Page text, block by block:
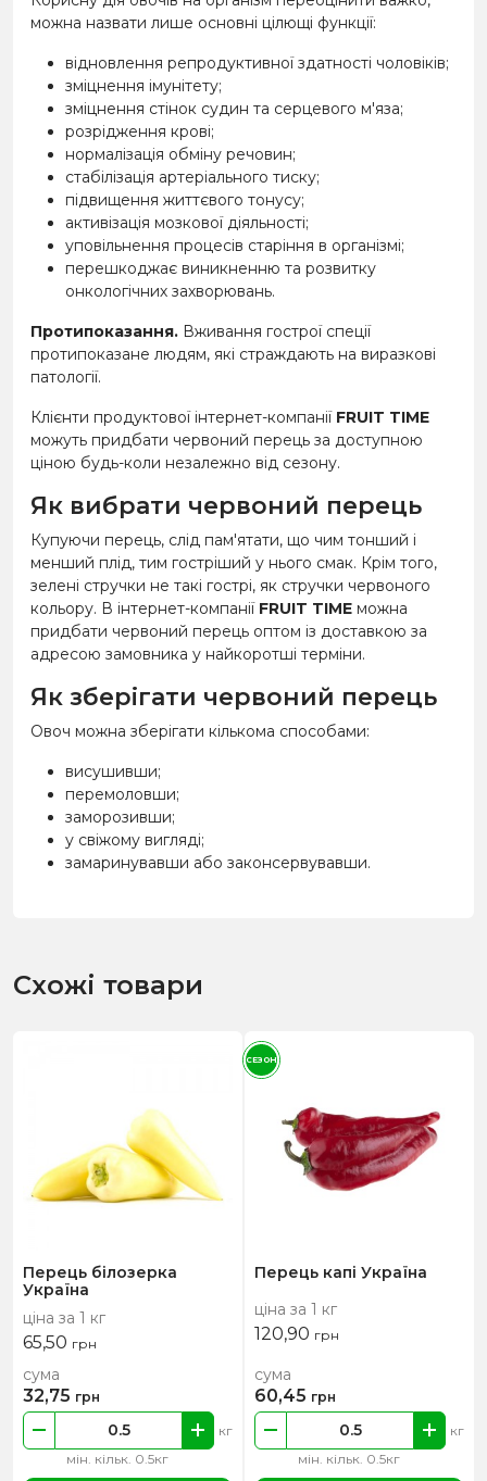
можна назвати лише основні цілющі функції:
відновлення репродуктивної здатності чоловіків;
зміцнення імунітету;
зміцнення стінок судин та серцевого м'яза;
розрідження крові;
нормалізація обміну речовин;
стабілізація артеріального тиску;
підвищення життєвого тонусу;
активізація мозкової діяльності;
уповільнення процесів старіння в організмі;
перешкоджає виникненню та розвитку
онкологічних захворювань.
Протипоказання. Вживання гострої спеції
протипоказане людям, які страждають на виразкові
патології.
Клієнти продуктової інтернет-компанії FRUIT TIME
можуть придбати червоний перець за доступною
ціною будь-коли незалежно від сезону.
Як вибрати червоний перець
Купуючи перець, слід пам'ятати, що чим тонший і
менший плід, тим гостріший у нього смак. Крім того,
зелені стручки не такі гострі, як стручки червоного
кольору. В інтернет-компанії FRUIT TIME можна
придбати червоний перець оптом із доставкою за
адресою замовника у найкоротші терміни.
Як зберігати червоний перець
Овоч можна зберігати кількома способами:
висушивши;
перемоловши;
заморозивши;
у свіжому вигляді;
замаринувавши або законсервувавши.
Схожі товари
Перець білозерка
Україна
ціна за 1 кг
65,50 грн
мін. кільк. 0.5кг
кг
сума
32,75 грн
Перець капі Україна
ціна за 1 кг
120,90 грн
мін. кільк. 0.5кг
кг
сума
60,45 грн
СЕЗОН